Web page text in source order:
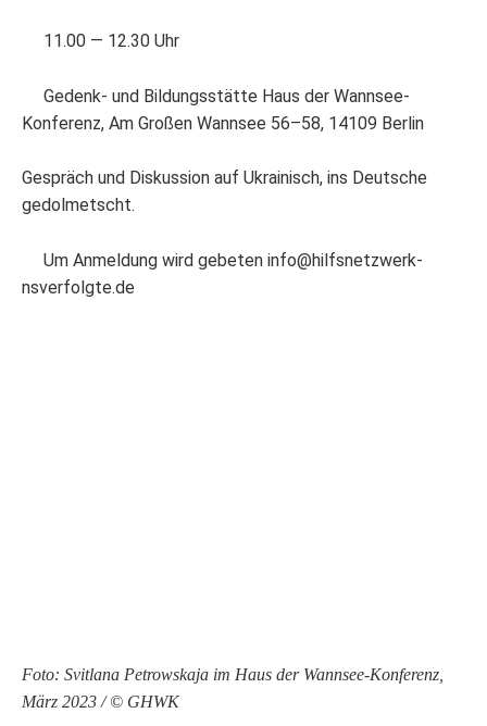
11.00 — 12.30 Uhr
Gedenk- und Bildungsstätte Haus der Wannsee-
Konferenz, Am Großen Wannsee 56–58, 14109 Berlin
Gespräch und Diskussion auf Ukrainisch, ins Deutsche
gedolmetscht.
Um Anmeldung wird gebeten info@hilfsnetzwerk-
nsverfolgte.de
Foto: Svitlana Petrowskaja im Haus der Wannsee-Konferenz,
März 2023 / © GHWK